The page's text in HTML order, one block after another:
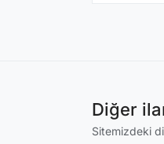
Diğer
Sitemizdeki